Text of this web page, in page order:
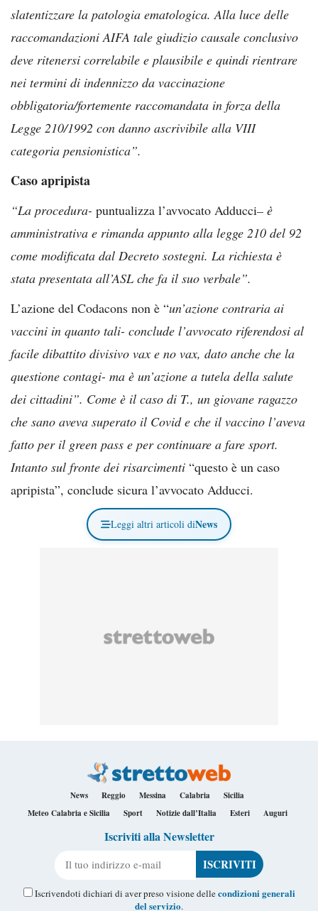
slatentizzare la patologia ematologica. Alla luce delle
raccomandazioni AIFA tale giudizio causale conclusivo
deve ritenersi correlabile e plausibile e quindi rientrare
nei termini di indennizzo da vaccinazione
obbligatoria/fortemente raccomandata in forza della
Legge 210/1992 con danno ascrivibile alla VIII
categoria pensionistica”.
Caso apripista
“La procedura- puntualizza l’avvocato Adducci– è
amministrativa e rimanda appunto alla legge 210 del 92
come modificata dal Decreto sostegni. La richiesta è
stata presentata all’ASL che fa il suo verbale”.
L’azione del Codacons non è “un’azione contraria ai
vaccini in quanto tali- conclude l’avvocato riferendosi al
facile dibattito divisivo vax e no vax, dato anche che la
questione contagi- ma è un’azione a tutela della salute
dei cittadini”. Come è il caso di T., un giovane ragazzo
che sano aveva superato il Covid e che il vaccino l’aveva
fatto per il green pass e per continuare a fare sport.
Intanto sul fronte dei risarcimenti “questo è un caso
apripista”, conclude sicura l’avvocato Adducci.
Leggi altri articoli diNews
News Reggio Messina Calabria
Sicilia
Meteo Calabria e Sicilia
Sport Notizie dall’Italia Esteri Auguri
Iscriviti alla Newsletter
Iscrivendoti dichiari di aver preso visione dellecondizioni generali
del servizio.